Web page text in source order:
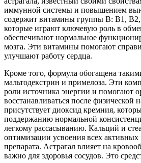
иммунной системы и повышением
содержит витамины группы B: В1,
которые играют ключевую роль в
обеспечивают нормальное
мозга. Эти витамины помогают
улучшают работу сердца.
Кроме того, формула обогащена
мальтодекстрин и примелоза. Эти
роли источника энергии и помогают
восстанавливаться после физической
присутствует диоксид кремния,
поддержанию нормальной
легкому рассасыванию. Кальций и
оптимизации усвоения всех активных
препарата. Астрагал влияет на
важно для здоровья сосудов. Это